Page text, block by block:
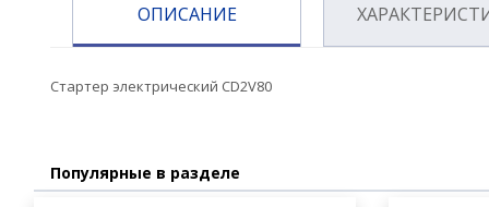
ОПИСАНИЕ
Стартер электрический CD2V80
Популярные в разделе